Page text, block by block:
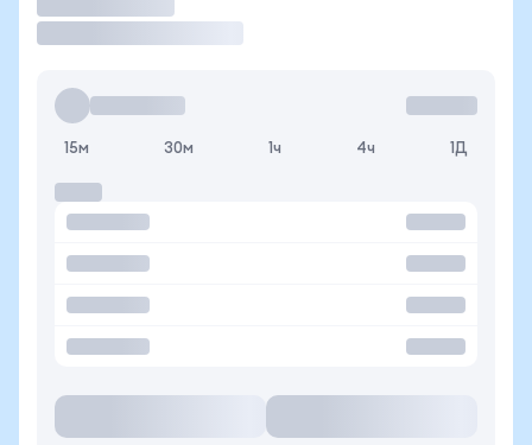
15м 30м 1ч 4ч 1Д